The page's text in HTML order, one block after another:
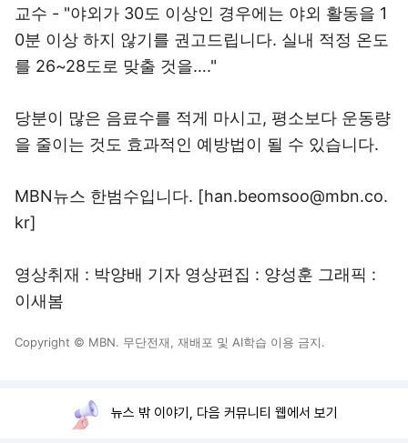
교수 - "야외가 30도 이상인 경우에는 야외 활동을 1
0분 이상 하지 않기를 권고드립니다. 실내 적정 온도
를 26~28도로 맞출 것을…."
당분이 많은 음료수를 적게 마시고, 평소보다 운동량
을 줄이는 것도 효과적인 예방법이 될 수 있습니다.
MBN뉴스 한범수입니다. [han.beomsoo@mbn.co.
kr]
영상취재 : 박양배 기자 영상편집 : 양성훈 그래픽 :
이새봄
Copyright © MBN. 무단전재, 재배포 및 AI학습 이용 금지.
뉴스 밖 이야기, 다음 커뮤니티 웹에서 보기